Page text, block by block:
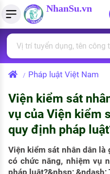
NhanSu.vn
Tìm việc làm
Việc làm ngành luật
Việc làm lương cao
Việc làm tốt nhất
CÔNG TY
Danh sách nhà tuyển
Quản lý CV
Tải CV lên
Tạo CV trực tuyến
MẪU CV THEO STYLE
Mẫu CV đơn giản
Tính lương Gross - Net
Tính thuế thu nhập cá nhân
Tính trợ cấp thất nghiệp
PHÁP LUẬT VIỆT NAM
Văn bản pháp luật
PHÁP LUẬT LAO ĐỘNG
Lao động và tiền lương
Thuế thu nhập
/ Pháp luật Việt Nam
Viện kiểm sát
vụ của Viện kiểm
quy định pháp
Viện kiểm sát nhân dân là
có chức năng, nhiệm vụ
pháp luật?&nbsp; &ndash;